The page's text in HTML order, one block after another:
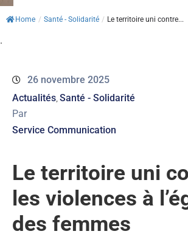
MUNICIPALE
AGENDA
DÉMARCHES
PAYER
MES
FACTURES
Home / Santé - Solidarité / Le territoire uni contre...
.
26 novembre 2025
Actualités Santé - Solidarité
Par
Service Communication
Le territoire uni
les violences à
des femmes